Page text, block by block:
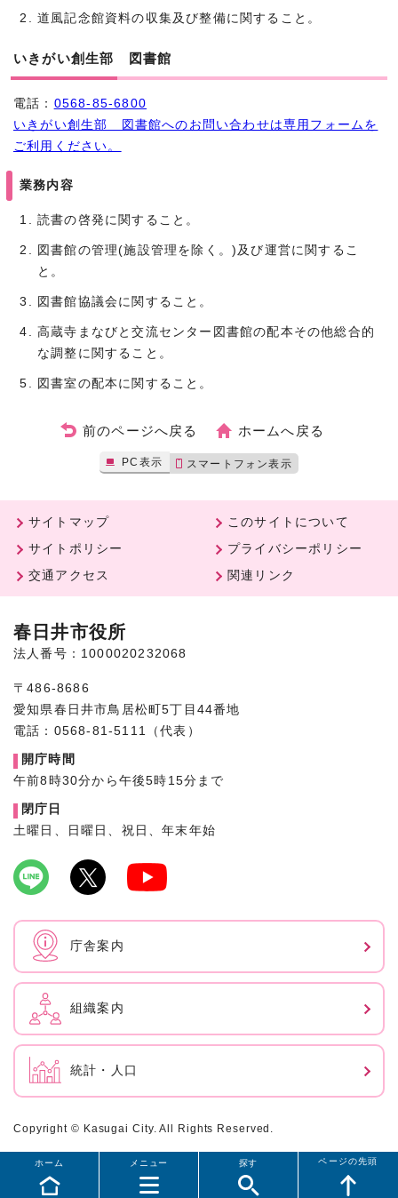
道風記念館資料の収集及び整備に関すること。
いきがい創生部 図書館
電話： 0568-85-6800
いきがい創生部 図書館へのお問い合わせは専用フォームを
ご利用ください。
業務内容
読書の啓発に関すること。
図書館の管理(施設管理を除く。)及び運営に関するこ
と。
図書館協議会に関すること。
高蔵寺まなびと交流センター図書館の配本その他総合的
な調整に関すること。
図書室の配本に関すること。
前のページへ戻る ホームへ戻る
PC表示 スマートフォン表示
メニュー
ホーム 探す ページの先頭
サイトマップ
このサイトについて
サイトポリシー
プライバシーポリシー
交通アクセス
関連リンク
春日井市役所
法人番号：1000020232068
〒486-8686
愛知県春日井市鳥居松町5丁目44番地
電話：0568-81-5111（代表）
開庁時間
午前8時30分から午後5時15分まで
閉庁日
土曜日、日曜日、祝日、年末年始
庁舎案内
組織案内
統計・人口
Copyright © Kasugai City. All Rights Reserved.